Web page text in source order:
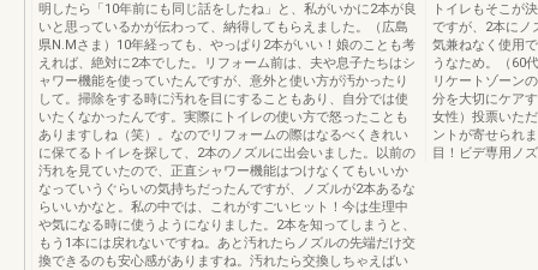
明したら「10年前にも同じ話をしたね」と、私がいかに2本が良
いと思っているかが伝わって、納得してもらえました。（広島
県N.Mさま）10年経っても、やっぱり2本がいい！娘のことも考
えれば、絶対に2本でした。リフォーム前は、夫や息子たちはシ
ャワー機能を使っていたんですが、意外と使い方が汚かったり
して。掃除をする時に汚れを目にすることもあり、自分では使
いたくなかったんです。実際にトイレの使い方で怒ったことも
ありますしね（笑）。なのでリフォームの際はなるべくきれい
に保てるトイレを探して、2本のノズルに出会いました。以前の
汚れを見ていたので、正直シャワー機能はつけなくてもいいか
なっていうぐらいの気持ちだったんですが、ノズルが2本あるな
らいいかなと。私の中では、これがすごいヒット！今は生理中
や気になる時に使うようになりました。2本を知ってしまうと、
もう1本には戻れないですね。あと汚れたらノズルの先端だけ交
換できるのも安心感がありますね。汚れたら交換しちゃえばい
トイレもそこが
ですが、2本にノ
気兼ねなく使用
うなため。（60
リケートゾーン
分を大切にケア
女性）投票いた
ントが寄せられ
目！ビデ専用ノ